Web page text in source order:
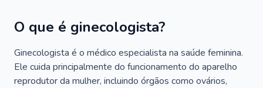
O que é ginecologista?
Ginecologista é o médico especialista na saúde feminina.
Ele cuida principalmente do funcionamento do aparelho
reprodutor da mulher, incluindo órgãos como ovários,